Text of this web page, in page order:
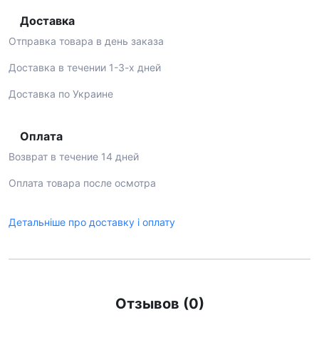
Доставка
Отправка товара в день заказа
Доставка в течении 1-3-х дней
Доставка по Украине
Оплата
Возврат в течение 14 дней
Оплата товара после осмотра
Детальніше про доставку і оплату
Отзывов (0)